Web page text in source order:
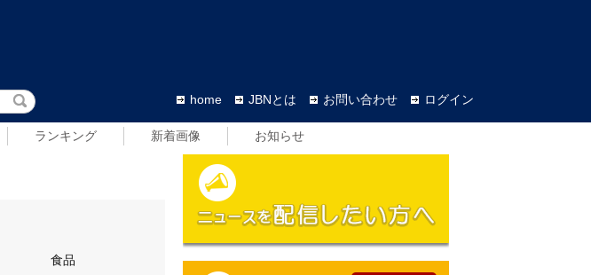
home JBNとは お問い合わせ ログイン
ランキング 新着画像 お知らせ
食品